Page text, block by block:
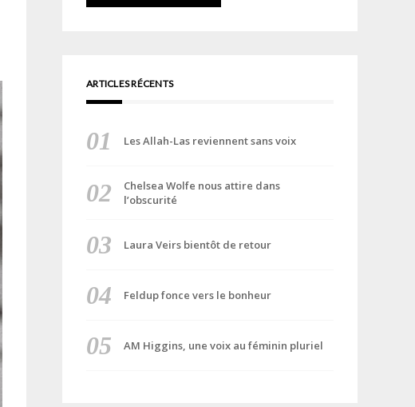
ARTICLES RÉCENTS
Les Allah-Las reviennent sans voix
Chelsea Wolfe nous attire dans
l’obscurité
Laura Veirs bientôt de retour
Feldup fonce vers le bonheur
AM Higgins, une voix au féminin pluriel